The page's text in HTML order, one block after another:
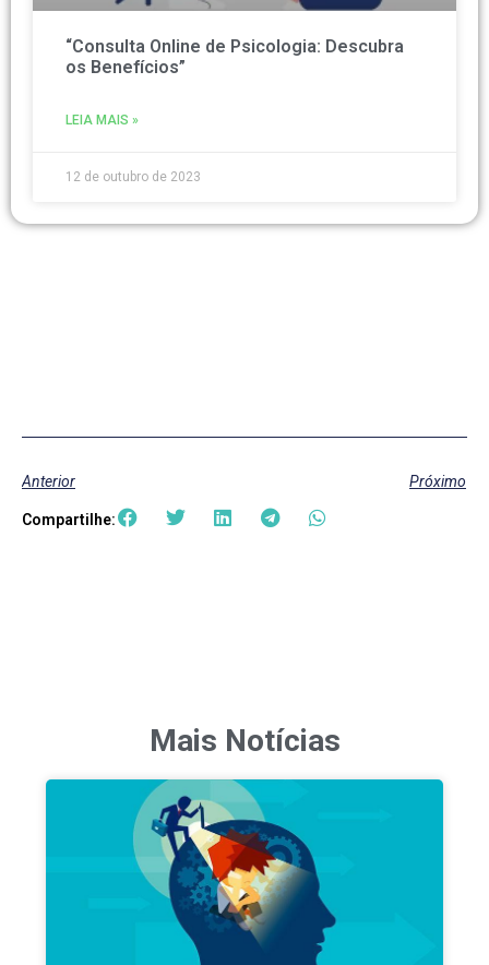
“Consulta Online de Psicologia: Descubra
os Benefícios”
LEIA MAIS »
12 de outubro de 2023
Anterior Próximo
Compartilhe:
Mais Notícias